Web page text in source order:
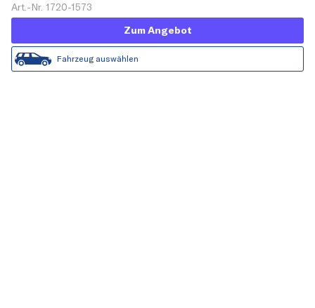
Art.-Nr. 1720-1573
Zum Angebot
Fahrzeug auswählen